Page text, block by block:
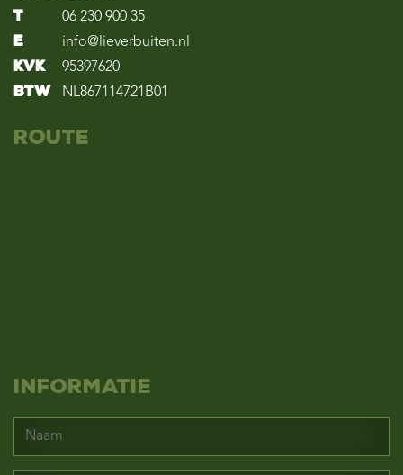
T
06 230 900 35
E
info@lieverbuiten.nl
KvK
95397620
BTW
NL867114721B01
Route
Informatie